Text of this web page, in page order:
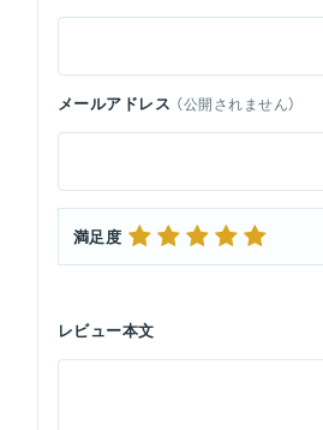
メールアドレス （公開されません）
満足度
レビュー本文